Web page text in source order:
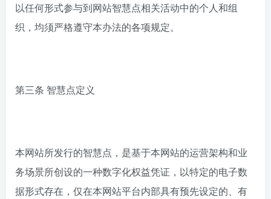
以任何形式参与到网站智慧点相关活动中的个人和组
织，均须严格遵守本办法的各项规定。
第三条 智慧点定义
本网站所发行的智慧点，是基于本网站的运营架构和业
务场景所创设的一种数字化权益凭证，以特定的电子数
据形式存在，仅在本网站平台内部具有预先设定的、有